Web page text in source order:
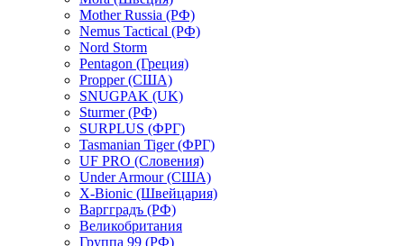
Mother Russia (РФ)
Nemus Tactical (РФ)
Nord Storm
Pentagon (Греция)
Propper (США)
SNUGPAK (UK)
Sturmer (РФ)
SURPLUS (ФРГ)
Tasmanian Tiger (ФРГ)
UF PRO (Словения)
Under Armour (США)
X-Bionic (Швейцария)
Варгградъ (РФ)
Великобритания
Группа 99 (РФ)